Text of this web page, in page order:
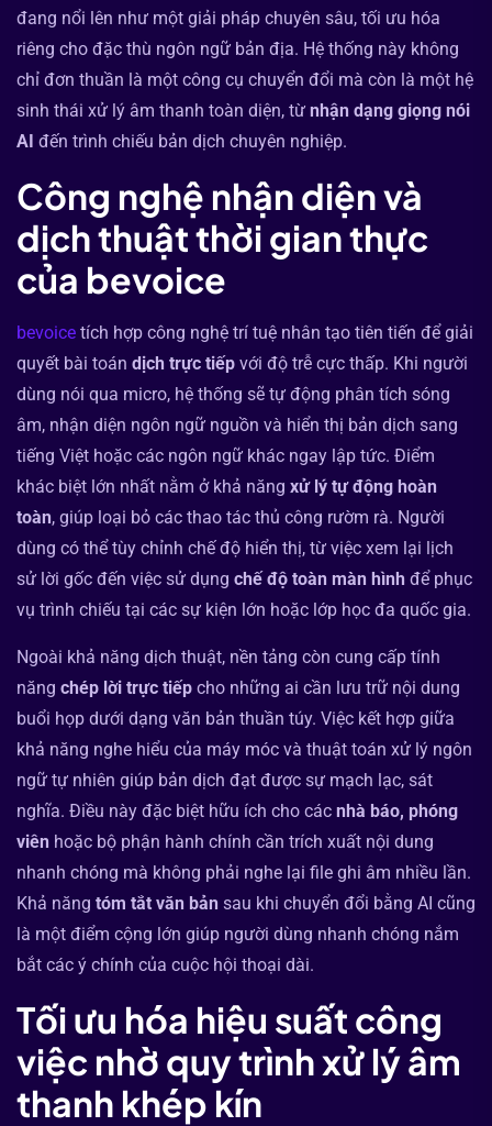
đang nổi lên như một giải pháp chuyên sâu, tối ưu hóa
riêng cho đặc thù ngôn ngữ bản địa. Hệ thống này không
chỉ đơn thuần là một công cụ chuyển đổi mà còn là một hệ
sinh thái xử lý âm thanh toàn diện, từ nhận dạng giọng nói
AI đến trình chiếu bản dịch chuyên nghiệp.
Công nghệ nhận diện và
dịch thuật thời gian thực
của bevoice
bevoice tích hợp công nghệ trí tuệ nhân tạo tiên tiến để giải
quyết bài toán dịch trực tiếp với độ trễ cực thấp. Khi người
dùng nói qua micro, hệ thống sẽ tự động phân tích sóng
âm, nhận diện ngôn ngữ nguồn và hiển thị bản dịch sang
tiếng Việt hoặc các ngôn ngữ khác ngay lập tức. Điểm
khác biệt lớn nhất nằm ở khả năng xử lý tự động hoàn
toàn, giúp loại bỏ các thao tác thủ công rườm rà. Người
dùng có thể tùy chỉnh chế độ hiển thị, từ việc xem lại lịch
sử lời gốc đến việc sử dụng chế độ toàn màn hình để phục
vụ trình chiếu tại các sự kiện lớn hoặc lớp học đa quốc gia.
Ngoài khả năng dịch thuật, nền tảng còn cung cấp tính
năng chép lời trực tiếp cho những ai cần lưu trữ nội dung
buổi họp dưới dạng văn bản thuần túy. Việc kết hợp giữa
khả năng nghe hiểu của máy móc và thuật toán xử lý ngôn
ngữ tự nhiên giúp bản dịch đạt được sự mạch lạc, sát
nghĩa. Điều này đặc biệt hữu ích cho các nhà báo, phóng
viên hoặc bộ phận hành chính cần trích xuất nội dung
nhanh chóng mà không phải nghe lại file ghi âm nhiều lần.
Khả năng tóm tắt văn bản sau khi chuyển đổi bằng AI cũng
là một điểm cộng lớn giúp người dùng nhanh chóng nắm
bắt các ý chính của cuộc hội thoại dài.
Tối ưu hóa hiệu suất công
việc nhờ quy trình xử lý âm
thanh khép kín